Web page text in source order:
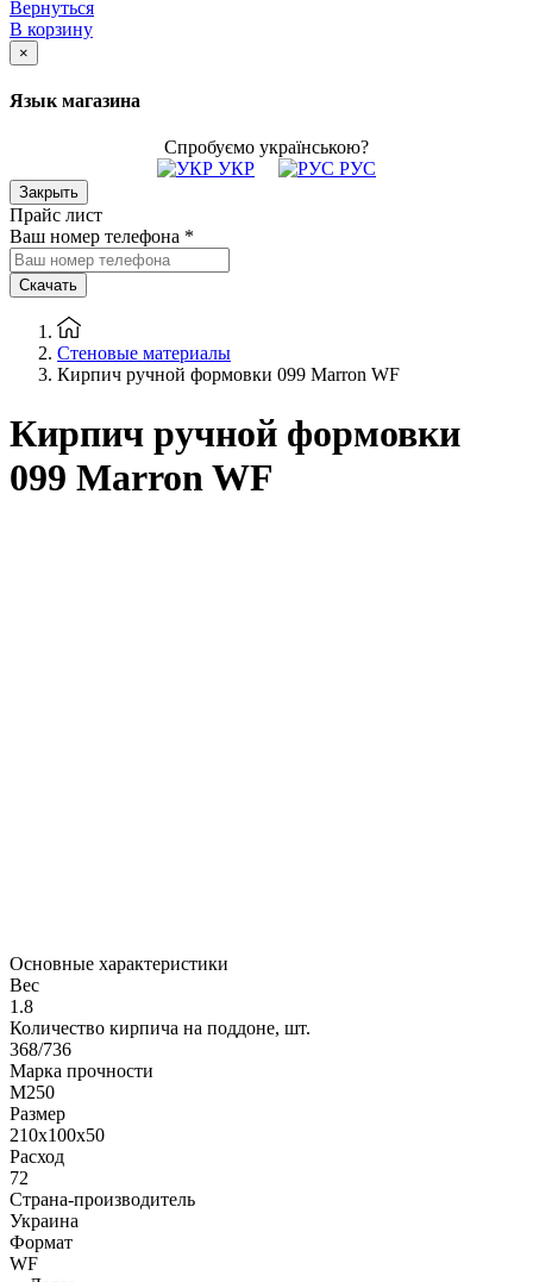
Вернуться
В корзину
×
Язык магазина
Спробуємо українською?
УКР
РУС
Закрыть
Прайс лист
Ваш номер телефона *
Скачать
Стеновые материалы
Кирпич ручной формовки 099 Marron WF
Кирпич ручной формовки
099 Marron WF
Основные характеристики
Вес
1.8
Количество кирпича на поддоне, шт.
368/736
Марка прочности
М250
Размер
210x100x50
Расход
72
Страна-производитель
Украина
Формат
WF